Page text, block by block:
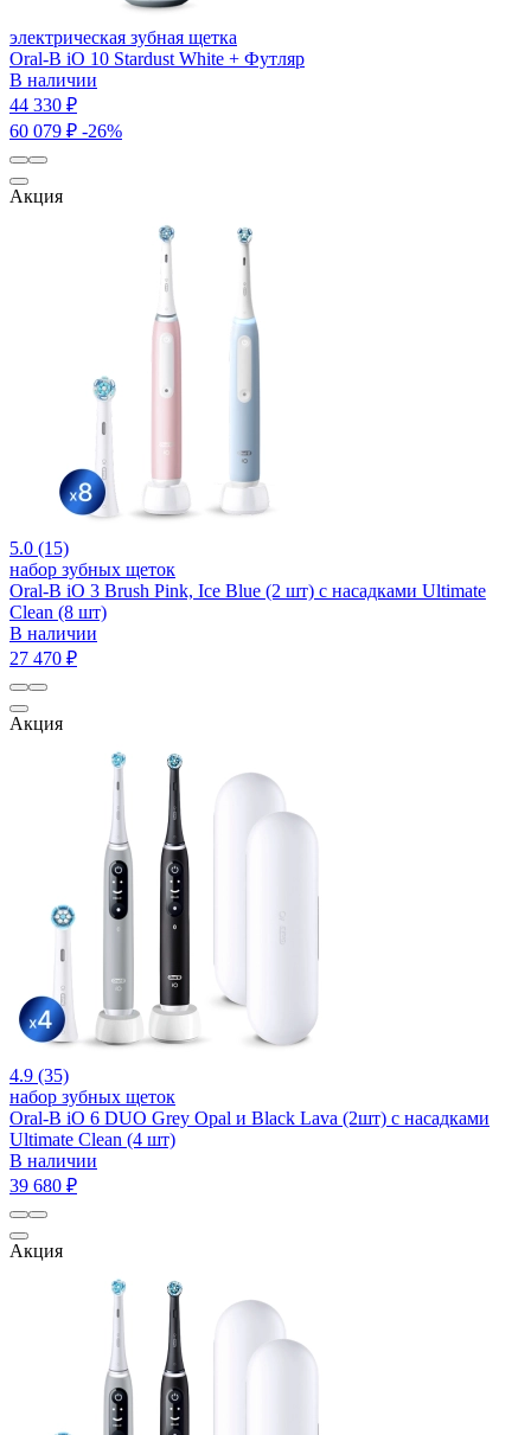
электрическая зубная щетка
Oral-B iO 10 Stardust White + Футляр
В наличии
44 330 ₽
60 079 ₽ -26%
Акция
5.0 (15)
набор зубных щеток
Oral-B iO 3 Brush Pink, Ice Blue (2 шт) с насадками Ultimate
Clean (8 шт)
В наличии
27 470 ₽
Акция
4.9 (35)
набор зубных щеток
Oral-B iO 6 DUO Grey Opal и Black Lava (2шт) с насадками
Ultimate Clean (4 шт)
В наличии
39 680 ₽
Акция